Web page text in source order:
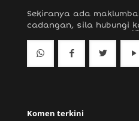
Sekiranya ada
cadangan, sila hubungi
Komen terkini